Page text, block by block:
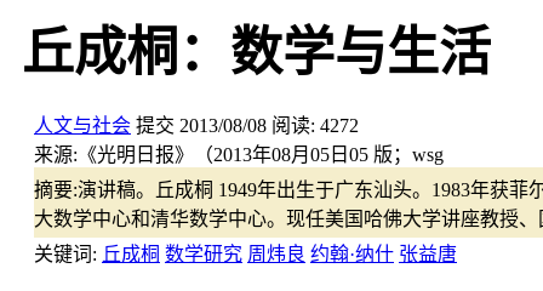
丘成桐：数学与生活
人文与社会 提交 2013/08/08 阅读: 4272
来源: 《光明日报》（2013年08月05日05 版；wsg
摘要:演讲稿。丘成桐 1949年出生于广东汕头。1983年获
大数学中心和清华数学中心。现任美国哈佛大学讲座教授
关键词: 丘成桐 数学研究 周炜良 约翰·纳什 张益唐